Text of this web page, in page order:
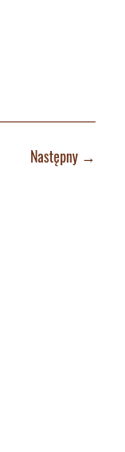
Następny→